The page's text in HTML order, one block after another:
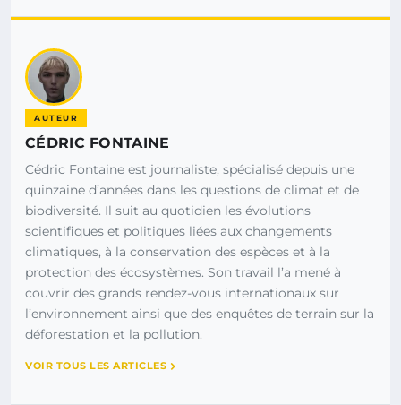
AUTEUR
CÉDRIC FONTAINE
Cédric Fontaine est journaliste, spécialisé depuis une
quinzaine d’années dans les questions de climat et de
biodiversité. Il suit au quotidien les évolutions
scientifiques et politiques liées aux changements
climatiques, à la conservation des espèces et à la
protection des écosystèmes. Son travail l’a mené à
couvrir des grands rendez-vous internationaux sur
l’environnement ainsi que des enquêtes de terrain sur la
déforestation et la pollution.
VOIR TOUS LES ARTICLES